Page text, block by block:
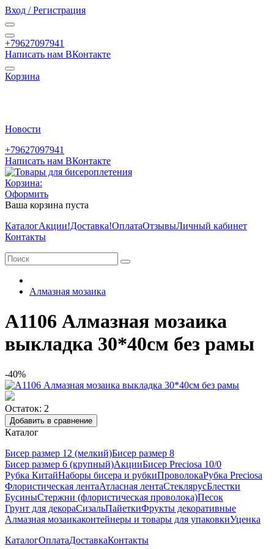
Вход / Регистрация
+79627097941
Написать нам ВКонтакте
Корзина
Новости
+79627097941
Написать нам ВКонтакте
Корзина:
Оформить
Ваша корзина пуста
КаталогАкции!Доставка!ОплатаОтзывыЛичный кабинет
Контакты
Алмазная мозаика
А1106 Алмазная мозаика
выкладка 30*40см без рамы
-40%
Остаток: 2
Добавить в сравнение
Каталог
Бисер размер 12 (мелкий)Бисер размер 8
Бисер размер 6 (крупный)АкцииБисер Preciosa 10/0
Рубка КитайНаборы бисера и рубкиПроволокаРубка Preciosa
Флористическая лентаАтласная лентаСтеклярусБлестки
БусиныСтержни (флористическая проволока)Песок
Грунт для декораСизальПайеткиФрукты декоративные
Алмазная мозаикаконтейнеры и товары для упаковкиУценка
КаталогОплатаДоставкаКонтакты